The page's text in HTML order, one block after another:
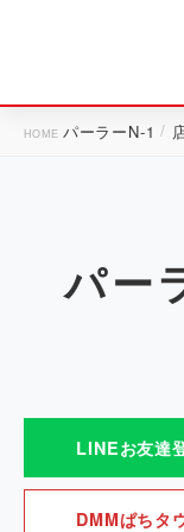
パーラーN-1
パー
LINEお友達
DMMぱちタ